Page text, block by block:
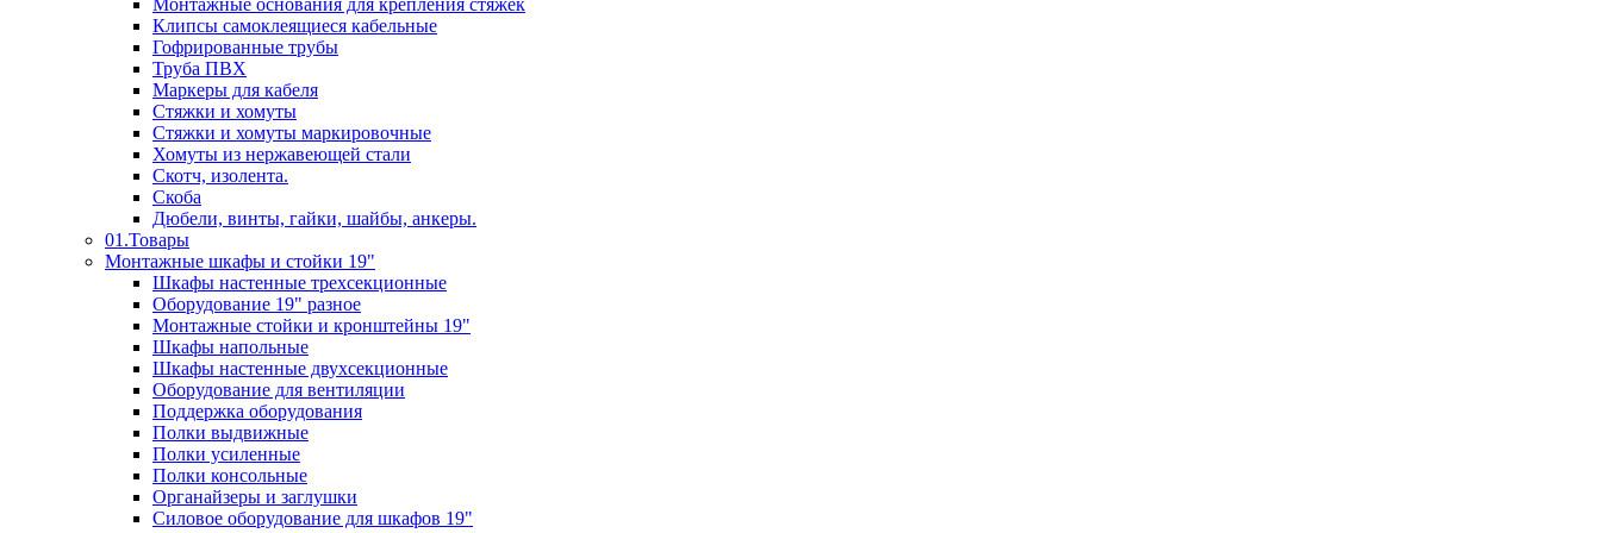
Монтажные основания для крепления стяжек
Клипсы самоклеящиеся кабельные
Гофрированные трубы
Труба ПВХ
Маркеры для кабеля
Стяжки и хомуты
Стяжки и хомуты маркировочные
Хомуты из нержавеющей стали
Скотч, изолента.
Скоба
Дюбели, винты, гайки, шайбы, анкеры.
01.Товары
Монтажные шкафы и стойки 19"
Шкафы настенные трехсекционные
Оборудование 19" разное
Монтажные стойки и кронштейны 19"
Шкафы напольные
Шкафы настенные двухсекционные
Оборудование для вентиляции
Поддержка оборудования
Полки выдвижные
Полки усиленные
Полки консольные
Органайзеры и заглушки
Силовое оборудование для шкафов 19"